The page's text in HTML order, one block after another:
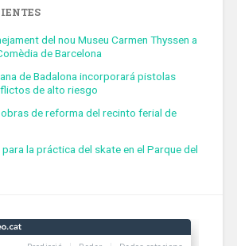
del nou Museu Carmen Thyssen a
de Barcelona
de Badalona incorporará pistolas
de alto riesgo
de reforma del recinto ferial de
la práctica del skate en el Parque del